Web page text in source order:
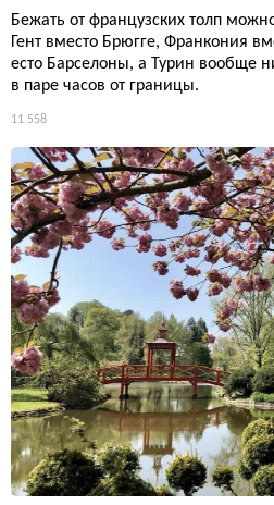
Бежать от французских толп
Гент вместо Брюгге, Франкония
есто Барселоны, а Турин вообще
в паре часов от границы.
11 558